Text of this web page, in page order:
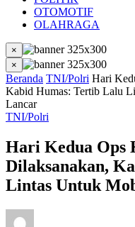
OTOMOTIF
OLAHRAGA
×
×
Beranda TNI/Polri Hari
Kabid Humas: Tertib Lalu
Lancar
TNI/Polri
Hari Kedua Ops
Dilaksanakan,
Lintas Untuk